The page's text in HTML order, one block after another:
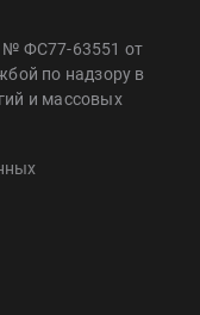
№ ФС77-63551 от
по надзору в
и массовых